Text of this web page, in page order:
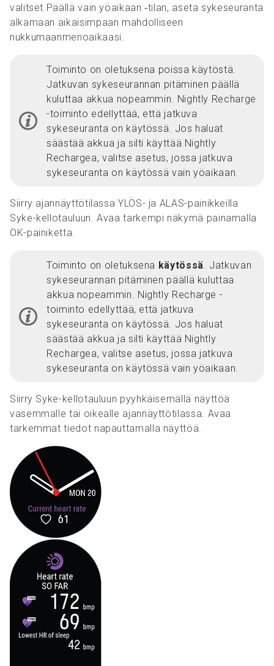
valitset Päällä vain yöaikaan ‑tilan, aseta sykeseuranta
alkamaan aikaisimpaan mahdolliseen
nukkumaanmenoaikaasi.
Toiminto on oletuksena poissa käytöstä.
Jatkuvan sykeseurannan pitäminen päällä
kuluttaa akkua nopeammin. Nightly Recharge
-toiminto edellyttää, että jatkuva
sykeseuranta on käytössä. Jos haluat
säästää akkua ja silti käyttää Nightly
Rechargea, valitse asetus, jossa jatkuva
sykeseuranta on käytössä vain yöaikaan.
Siirry ajannäyttötilassa YLÖS- ja ALAS-painikkeilla
Syke-kellotauluun. Avaa tarkempi näkymä painamalla
OK-painiketta.
Toiminto on oletuksena käytössä. Jatkuvan
sykeseurannan pitäminen päällä kuluttaa
akkua nopeammin. Nightly Recharge -
toiminto edellyttää, että jatkuva
sykeseuranta on käytössä. Jos haluat
säästää akkua ja silti käyttää Nightly
Rechargea, valitse asetus, jossa jatkuva
sykeseuranta on käytössä vain yöaikaan.
Siirry Syke-kellotauluun pyyhkäisemällä näyttöä
vasemmalle tai oikealle ajannäyttötilassa. Avaa
tarkemmat tiedot napauttamalla näyttöä.